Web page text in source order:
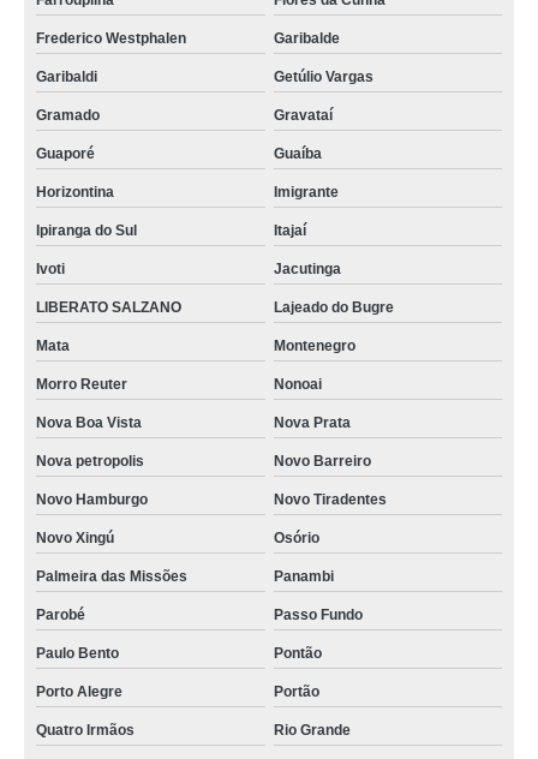
Frederico Westphalen Garibalde
Garibaldi Getúlio Vargas
Gramado Gravataí
Guaporé Guaíba
Horizontina Imigrante
Ipiranga do Sul Itajaí
Ivoti Jacutinga
LIBERATO SALZANO Lajeado do Bugre
Mata Montenegro
Morro Reuter Nonoai
Nova Boa Vista Nova Prata
Nova petropolis Novo Barreiro
Novo Hamburgo Novo Tiradentes
Novo Xingú Osório
Palmeira das Missões Panambi
Parobé Passo Fundo
Paulo Bento Pontão
Porto Alegre Portão
Quatro Irmãos Rio Grande